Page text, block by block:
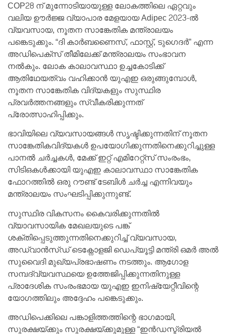
COP28 ന് മുന്നോടിയായുള്ള ലോകത്തിലെ ഏറ്റവും
വലിയ ഊർജ്ജ വ്യാപാര മേളയായ Adipec 2023-ൽ
വ്യവസായ, നൂതന സാങ്കേതിക മന്ത്രാലയം
പങ്കെടുക്കും. “ദി കാർബണൈസ്, ഫാസ്റ്റ്, ടുഗെദർ” എന്ന
അഡിപെക്‌സ് തീമിലേക്ക് മന്ത്രാലയം സംഭാവന
നൽകും. ലോക കാലാവസ്ഥാ ഉച്ചകോടിക്ക്
ആതിഥേയത്വം വഹിക്കാൻ യുഎഇ ഒരുങ്ങുമ്പോൾ,
നൂതന സാങ്കേതിക വിദ്യകളും സുസ്ഥിര
പ്രവർത്തനങ്ങളും സ്വീകരിക്കുന്നത്
പ്രോത്സാഹിപ്പിക്കും.
ഭാവിയിലെ വ്യവസായങ്ങൾ സൃഷ്ടിക്കുന്നതിന് നൂതന
സാങ്കേതികവിദ്യകൾ ഉപയോഗിക്കുന്നതിനെക്കുറിച്ചുള്ള
പാനൽ ചർച്ചകൾ, മേക്ക് ഇറ്റ് എമിറേറ്റ്സ് സംരംഭം,
സിടിഒകൾക്കായി യുഎഇ കാലാവസ്ഥാ സാങ്കേതിക
ഫോറത്തിൽ ഒരു റൗണ്ട് ടേബിൾ ചർച്ച എന്നിവയും
മന്ത്രാലയം സംഘടിപ്പിക്കുന്നുണ്ട്.
സുസ്ഥിര വികസനം കൈവരിക്കുന്നതിൽ
വ്യാവസായിക മേഖലയുടെ പങ്ക്
ശക്തിപ്പെടുത്തുന്നതിനെക്കുറിച്ച് വ്യവസായ,
അഡ്വാൻസ്ഡ് ടെക്നോളജി ഡെപ്യൂട്ടി മന്ത്രി ഒമർ അൽ
സുവൈദി മുഖ്യപ്രഭാഷണം നടത്തും. ആഗോള
സമ്പദ്‌വ്യവസ്ഥയെ ഉത്തേജിപ്പിക്കുന്നതിനുള്ള
പ്രാദേശിക സംരംഭമായ യുഎഇ ഇനിഷ്യേറ്റീവിന്റെ
യോഗത്തിലും അദ്ദേഹം പങ്കെടുക്കും.
അഡിപെക്കിലെ പങ്കാളിത്തത്തിന്റെ ഭാഗമായി,
സുരക്ഷയ്ക്കും സുരക്ഷയ്ക്കുമുള്ള “ഇൻഡസ്ട്രിയൽ